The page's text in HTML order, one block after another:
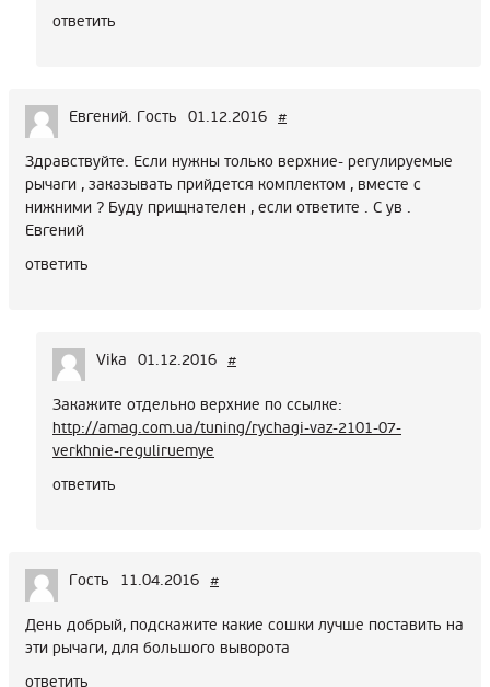
ответить
Евгений. Гость 01.12.2016 #
Здравствуйте. Если нужны только верхние- регулируемые
рычаги , заказывать прийдется комплектом , вместе с
нижними ? Буду прищнателен , если ответите . С ув .
Евгений
ответить
Vika 01.12.2016 #
Закажите отдельно верхние по ссылке:
http://amag.com.ua/tuning/rychagi-vaz-2101-07-
verkhnie-reguliruemye
ответить
Гость 11.04.2016 #
День добрый, подскажите какие сошки лучше поставить на
эти рычаги, для большого выворота
ответить